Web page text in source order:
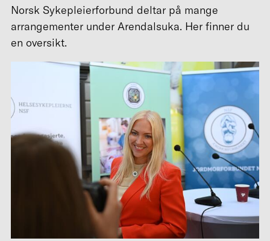
Norsk Sykepleierforbund deltar på mange
arrangementer under Arendalsuka. Her finner du
en oversikt.